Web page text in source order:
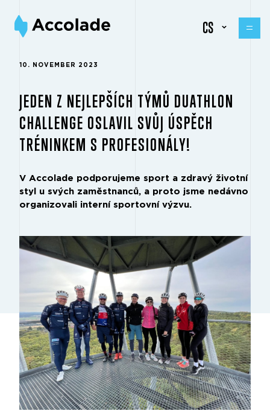
CS
10. NOVEMBER 2023
JEDEN Z NEJLEPŠÍCH TÝMŮ DUATHLON
CHALLENGE OSLAVIL SVŮJ ÚSPĚCH
TRÉNINKEM S PROFESIONÁLY!
V Accolade podporujeme sport a zdravý životní
styl u svých zaměstnanců, a proto jsme nedávno
organizovali interní sportovní výzvu.